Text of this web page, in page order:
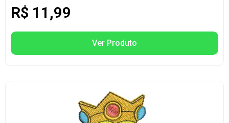
R$ 11,99
Ver Produto